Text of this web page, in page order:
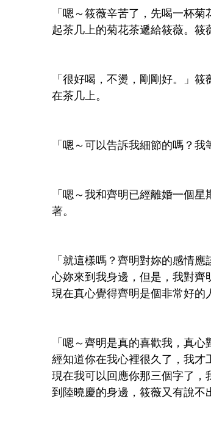
「嗯～筱薇辛苦了，先喝一杯
起茶几上的菊花茶遞給筱薇。筱
「很好喝，不燙，剛剛好。」
在茶几上。
「嗯～可以告訴我細節的嗎？
「嗯～我和齊明已經離婚一個
著。
「就這樣嗎？齊明對妳的感情
心妳來到我身邊，但是，我對
現在真心覺得齊明是個非常好的
「嗯～齊明是真的喜歡我，真
經知道你在我心裡很久了，我才
現在我可以回應你那三個字了
到陸曉慶的身邊，筱薇又有說不